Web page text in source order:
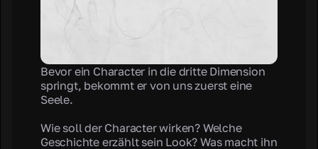
Bevor ein Character in die dritte Dimension
springt, bekommt er von uns zuerst eine
Seele.
Wie soll der Character wirken? Welche
Geschichte erzählt sein Look? Was macht ihn